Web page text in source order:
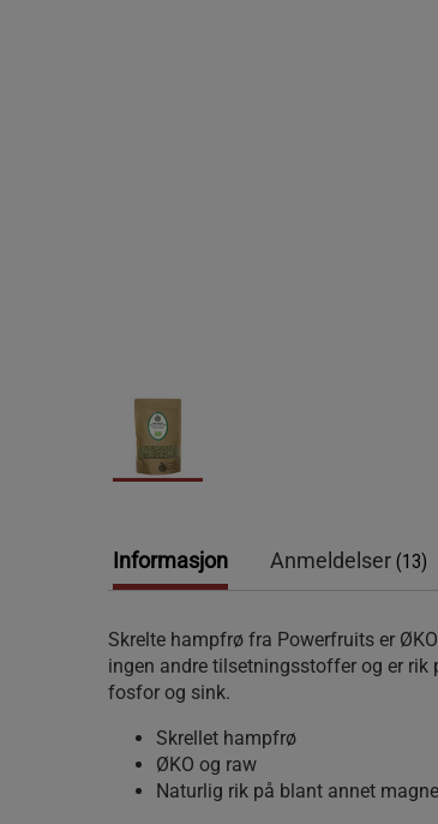
Informasjon Anmeldelser (13)
Skrelte hampfrø fra Powerfruits er
ingen andre tilsetningsstoffer og er rik
fosfor og sink.
Skrellet hampfrø
ØKO og raw
Naturlig rik på blant annet